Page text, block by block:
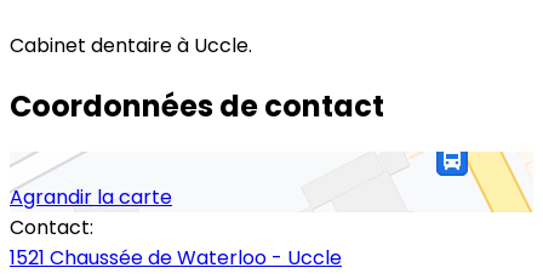
Cabinet dentaire à Uccle.
Coordonnées de contact
Agrandir la carte
Contact:
1521 Chaussée de Waterloo - Uccle